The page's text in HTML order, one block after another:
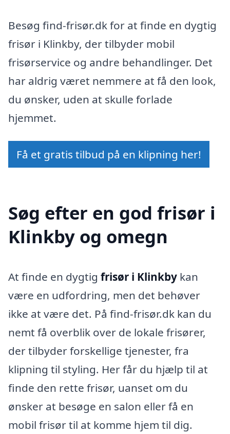
Besøg find-frisør.dk for at finde en dygtig
frisør i Klinkby, der tilbyder mobil
frisørservice og andre behandlinger. Det
har aldrig været nemmere at få den look,
du ønsker, uden at skulle forlade
hjemmet.
Få et gratis tilbud på en klipning her!
Søg efter en god frisør i
Klinkby og omegn
At finde en dygtig frisør i Klinkby kan
være en udfordring, men det behøver
ikke at være det. På find-frisør.dk kan du
nemt få overblik over de lokale frisører,
der tilbyder forskellige tjenester, fra
klipning til styling. Her får du hjælp til at
finde den rette frisør, uanset om du
ønsker at besøge en salon eller få en
mobil frisør til at komme hjem til dig.